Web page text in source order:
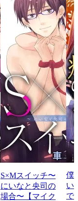
S×Mスイッチ〜
にいなと央司の
場合〜【マイク
僕
い
で